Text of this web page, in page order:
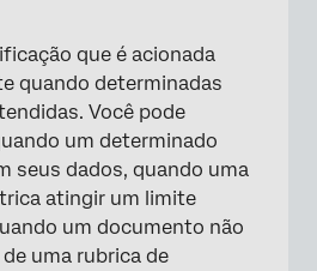
que é acionada
quando determinadas
Você pode
um determinado
seus dados, quando uma
atingir um limite
um documento não
uma rubrica de